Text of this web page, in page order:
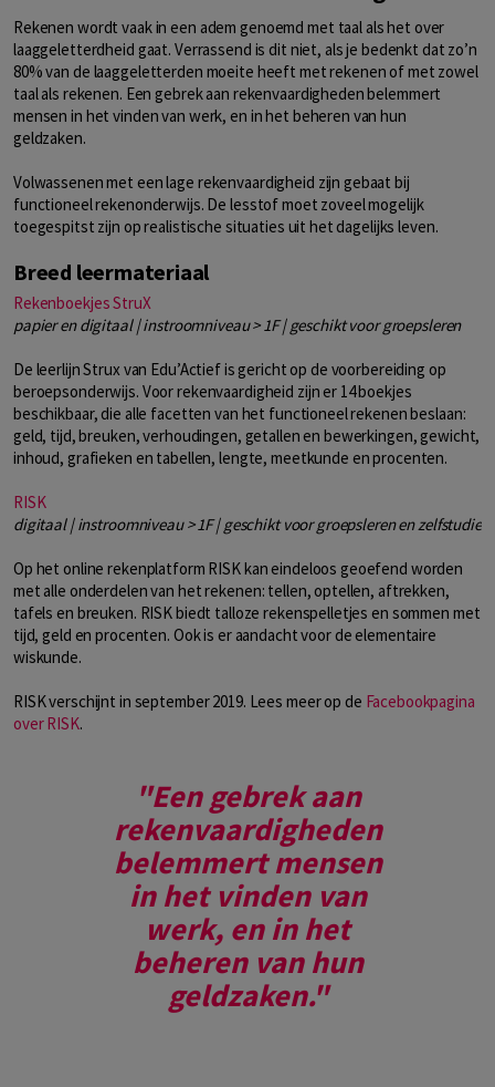
Rekenen wordt vaak in een adem genoemd met taal als het over
laaggeletterdheid gaat. Verrassend is dit niet, als je bedenkt dat zo’n
80% van de laaggeletterden moeite heeft met rekenen of met zowel
taal als rekenen. Een gebrek aan rekenvaardigheden belemmert
mensen in het vinden van werk, en in het beheren van hun
geldzaken.
Volwassenen met een lage rekenvaardigheid zijn gebaat bij
functioneel rekenonderwijs. De lesstof moet zoveel mogelijk
toegespitst zijn op realistische situaties uit het dagelijks leven.
Breed leermateriaal
Rekenboekjes StruX
papier en digitaal | instroomniveau > 1F | geschikt voor groepsleren
De leerlijn Strux van Edu’Actief is gericht op de voorbereiding op
beroepsonderwijs. Voor rekenvaardigheid zijn er 14 boekjes
beschikbaar, die alle facetten van het functioneel rekenen beslaan:
geld, tijd, breuken, verhoudingen, getallen en bewerkingen, gewicht,
inhoud, grafieken en tabellen, lengte, meetkunde en procenten.
RISK
digitaal | instroomniveau > 1F | geschikt voor groepsleren en zelfstudie
Op het online rekenplatform RISK kan eindeloos geoefend worden
met alle onderdelen van het rekenen: tellen, optellen, aftrekken,
tafels en breuken. RISK biedt talloze rekenspelletjes en sommen met
tijd, geld en procenten. Ook is er aandacht voor de elementaire
wiskunde.
RISK verschijnt in september 2019. Lees meer op de Facebookpagina
over RISK.
"Een gebrek aan
rekenvaardigheden
belemmert mensen
in het vinden van
werk, en in het
beheren van hun
geldzaken."